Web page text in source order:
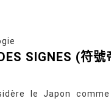
SIGNES (符號
le Japon